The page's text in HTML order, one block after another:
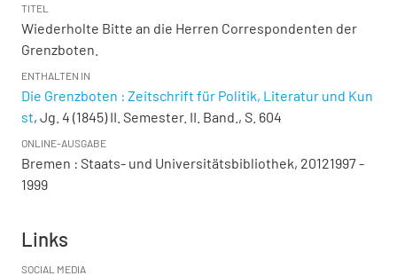
TITEL
Wiederholte Bitte an die Herren Correspondenten der
Grenzboten.
ENTHALTEN IN
Die Grenzboten : Zeitschrift für Politik, Literatur und Kun
st, Jg. 4 (1845) II. Semester. II. Band., S. 604
ONLINE-AUSGABE
Bremen : Staats- und Universitätsbibliothek, 20121997 -
1999
Links
SOCIAL MEDIA